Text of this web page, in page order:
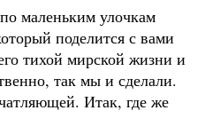
маленьким улочкам
поделится с вами
тихой мирской жизни и
так мы и сделали.
Итак, где же